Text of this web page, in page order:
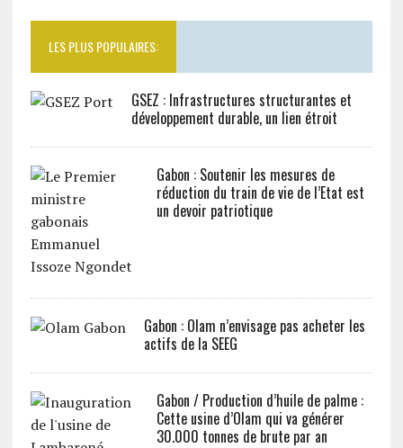
LES PLUS POPULAIRES:
GSEZ : Infrastructures structurantes et
développement durable, un lien étroit
Gabon : Soutenir les mesures de
réduction du train de vie de l’Etat est
un devoir patriotique
Gabon : Olam n’envisage pas acheter les
actifs de la SEEG
Gabon / Production d’huile de palme :
Cette usine d’Olam qui va générer
30.000 tonnes de brute par an